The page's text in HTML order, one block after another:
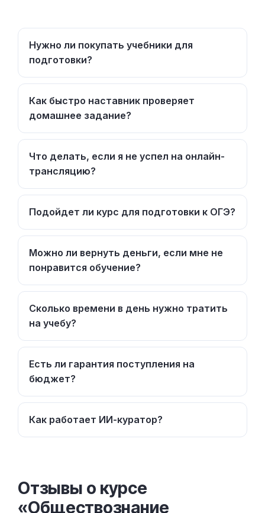
Нужно ли покупать учебники для
подготовки?
Как быстро наставник проверяет
домашнее задание?
Что делать, если я не успел на онлайн-
трансляцию?
Подойдет ли курс для подготовки к ОГЭ?
Можно ли вернуть деньги, если мне не
понравится обучение?
Сколько времени в день нужно тратить
на учебу?
Есть ли гарантия поступления на
бюджет?
Как работает ИИ-куратор?
Отзывы о курсе
«Обществознание